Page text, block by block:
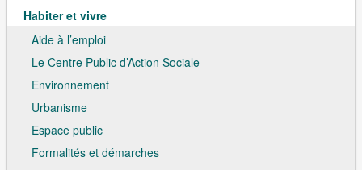
Habiter et vivre
Aide à l’emploi
Le Centre Public d’Action Sociale
Environnement
Urbanisme
Espace public
Formalités et démarches